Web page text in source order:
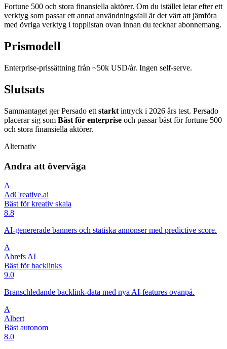
Fortune 500 och stora finansiella aktörer. Om du istället letar efter ett
verktyg som passar ett annat användningsfall är det värt att jämföra
med övriga verktyg i topplistan ovan innan du tecknar abonnemang.
Prismodell
Enterprise-prissättning från ~50k USD/år. Ingen self-serve.
Slutsats
Sammantaget ger Persado ett starkt intryck i 2026 års test. Persado
placerar sig som Bäst för enterprise och passar bäst för fortune 500
och stora finansiella aktörer.
Alternativ
Andra att överväga
A
AdCreative.ai
Bäst för kreativ skala
8.8
AI-genererade banners och statiska annonser med predictive score.
A
Ahrefs AI
Bäst för backlinks
9.0
Branschledande backlink-data med nya AI-features ovanpå.
A
Albert
Bäst autonom
8.0